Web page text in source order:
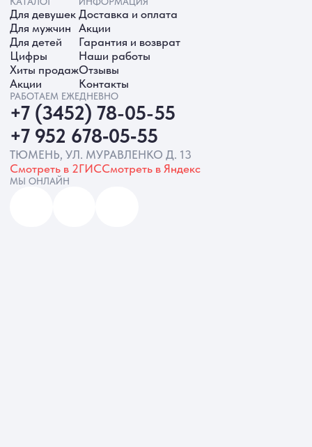
ИП Батырева Марина Александровна,
ИНН 720413822766, ОГРНИП
325723200064191
Политика обработки ПД
Согласие на обработку ПД
Политика Cookie
Согласие на рекламную рассылку
Разработка сайта